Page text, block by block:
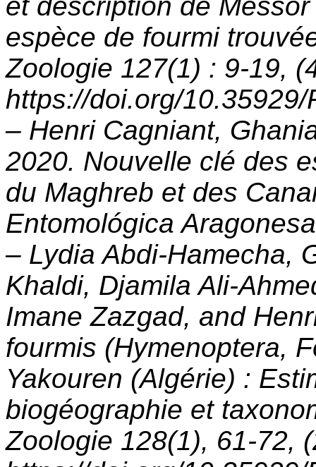
espèce de fourmi
Zoologie 127(1) : 9-19,
https://doi.org/10.35929/
– Henri Cagniant,
2020. Nouvelle clé des
du Maghreb et des
Entomológica
– Lydia Abdi-Hamecha,
Khaldi, Djamila Ali-
Imane Zazgad, and
fourmis (Hymenoptera,
Yakouren (Algérie) :
biogéographie et
Zoologie 128(1), 61-72,